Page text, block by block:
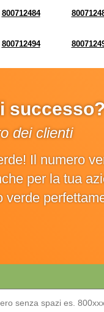
800712484
800712494
dei clienti
Il numero
per la tua